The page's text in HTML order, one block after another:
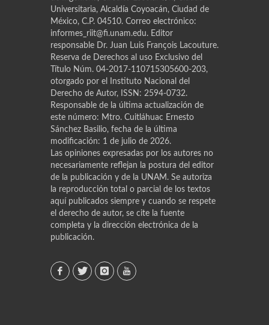
Universitaria, Alcaldía Coyoacán, Ciudad de
México, C.P. 04510. Correo electrónico:
informes_riit@fi.unam.edu. Editor
responsable Dr. Juan Luis Franҫois Lacouture.
Reserva de Derechos al uso Exclusivo del
Título Núm. 04-2017-110715305600-203,
otorgado por el Instituto Nacional del
Derecho de Autor, ISSN: 2594-0732.
Responsable de la última actualización de
este número: Mtro. Cuitláhuac Ernesto
Sánchez Basilio, fecha de la última
modificación: 1 de julio de 2026.
Las opiniones expresadas por los autores no
necesariamente reflejan la postura del editor
de la publicación y de la UNAM. Se autoriza
la reproducción total o parcial de los textos
aquí publicados siempre y cuando se respete
el derecho de autor, se cite la fuente
completa y la dirección electrónica de la
publicación.